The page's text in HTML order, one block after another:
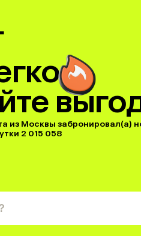
из Москвы забронировал(а)
2 015 058